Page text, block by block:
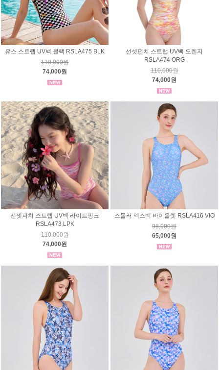
유스 스트랩 UV백 블랙 RSLA475 BLK
110,000원
74,000원
선셋펀치 스트랩 UV백 오렌지
RSLA474 ORG
110,000원
74,000원
선셋피치 스트랩 UV백 라이트핑크
RSLA473 LPK
110,000원
74,000원
스몰러 엑스백 바이올렛 RSLA416 VIO
98,000원
65,000원